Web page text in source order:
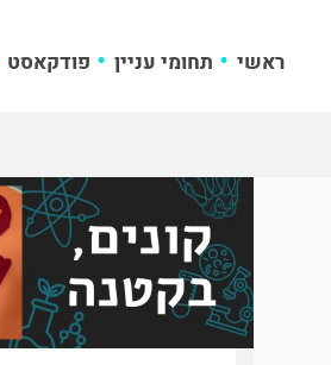
ראשי תחומי עניין פודקאסט